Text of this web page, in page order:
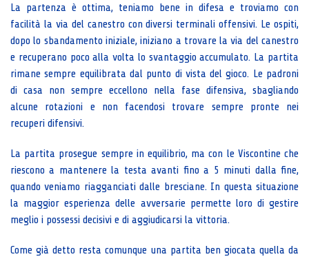
La partenza è ottima, teniamo bene in difesa e troviamo con
facilità la via del canestro con diversi terminali offensivi. Le ospiti,
dopo lo sbandamento iniziale, iniziano a trovare la via del canestro
e recuperano poco alla volta lo svantaggio accumulato. La partita
rimane sempre equilibrata dal punto di vista del gioco. Le padroni
di casa non sempre eccellono nella fase difensiva, sbagliando
alcune rotazioni e non facendosi trovare sempre pronte nei
recuperi difensivi.
La partita prosegue sempre in equilibrio, ma con le Viscontine che
riescono a mantenere la testa avanti fino a 5 minuti dalla fine,
quando veniamo riagganciati dalle bresciane. In questa situazione
la maggior esperienza delle avversarie permette loro di gestire
meglio i possessi decisivi e di aggiudicarsi la vittoria.
Come già detto resta comunque una partita ben giocata quella da